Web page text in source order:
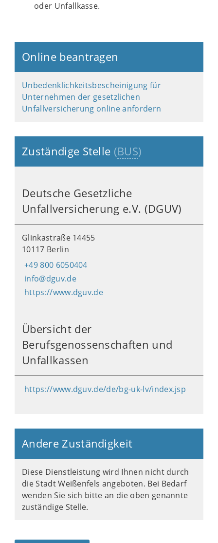
oder Unfallkasse.
Online beantragen
Unbedenklichkeitsbescheinigung für
Unternehmen der gesetzlichen
Unfallversicherung online anfordern
Zuständige Stelle (BUS)
Deutsche Gesetzliche
Unfallversicherung e.V. (DGUV)
Glinkastraße 14455
10117 Berlin
+49 800 6050404
info@dguv.de
https://www.dguv.de
Übersicht der
Berufsgenossenschaften und
Unfallkassen
https://www.dguv.de/de/bg-uk-lv/index.jsp
Andere Zuständigkeit
Diese Dienstleistung wird Ihnen nicht durch
die Stadt Weißenfels angeboten. Bei Bedarf
wenden Sie sich bitte an die oben genannte
zuständige Stelle.